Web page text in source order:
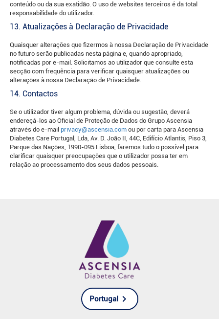
conteúdo ou da sua exatidão. O uso de websites terceiros é da total
responsabilidade do utilizador.
13. Atualizações à Declaração de Privacidade
Quaisquer alterações que fizermos à nossa Declaração de Privacidade
no futuro serão publicadas nesta página e, quando apropriado,
notificadas por e-mail. Solicitamos ao utilizador que consulte esta
secção com frequência para verificar quaisquer atualizações ou
alterações à nossa Declaração de Privacidade.
14. Contactos
Se o utilizador tiver algum problema, dúvida ou sugestão, deverá
endereçá-los ao Oficial de Proteção de Dados do Grupo Ascensia
através do e-mail privacy@ascensia.com ou por carta para Ascensia
Diabetes Care Portugal, Lda, Av. D. João II, 44C, Edifício Atlantis, Piso 3,
Parque das Nações, 1990-095 Lisboa, faremos tudo o possível para
clarificar quaisquer preocupações que o utilizador possa ter em
relação ao processamento dos seus dados pessoais.
Portugal